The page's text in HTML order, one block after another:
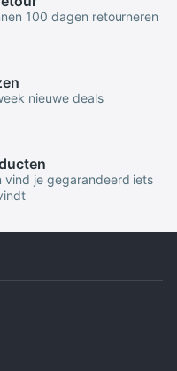
100 dagen retourneren
nieuwe deals
vind je gegarandeerd iets